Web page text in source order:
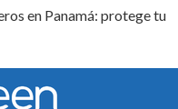
en Panamá: protege tu